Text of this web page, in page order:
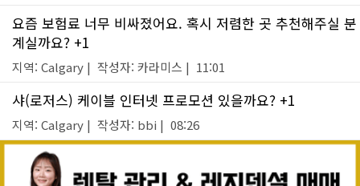
요즘 보험료 너무 비싸졌어요. 혹시 저렴한 곳 추천해주실 분
계실까요? +1
지역: Calgary | 작성자: 카라미스 | 11:01
샤(로저스) 케이블 인터넷 프로모션 있을까요? +1
지역: Calgary | 작성자: bbi | 08:26